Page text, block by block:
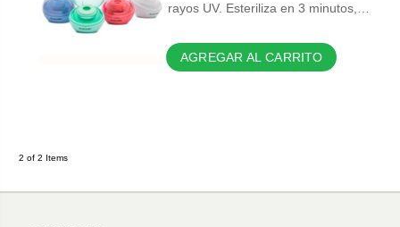
rayos UV. Esteriliza en 3 minutos,…
AGREGAR AL CARRITO
2 of 2 Items